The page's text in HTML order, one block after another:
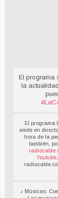
El programa
la
El programa
emite en
hora de la
también,
Youtube,
♪ Músicas: